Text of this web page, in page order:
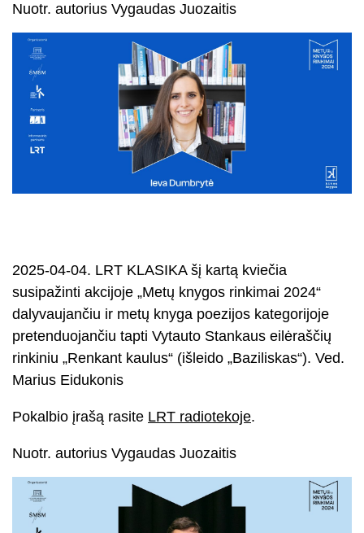
Nuotr. autorius Vygaudas Juozaitis
2025-04-04. LRT KLASIKA šį kartą kviečia
susipažinti akcijoje „Metų knygos rinkimai 2024“
dalyvaujančiu ir metų knyga poezijos kategorijoje
pretenduojančiu tapti Vytauto Stankaus eilėraščių
rinkiniu „Renkant kaulus“ (išleido „Baziliskas“). Ved.
Marius Eidukonis
Pokalbio įrašą rasite LRT radiotekoje.
Nuotr. autorius Vygaudas Juozaitis